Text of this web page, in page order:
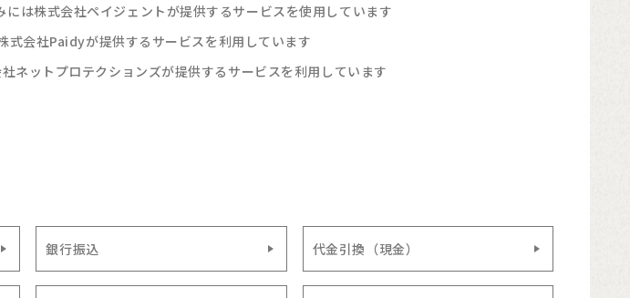
は株式会社ペイジェントが提供するサービスを使用しています
式会社Paidyが提供するサービスを利用しています
ネットプロテクションズが提供するサービスを利用しています
銀行振込 代金引換（現金）